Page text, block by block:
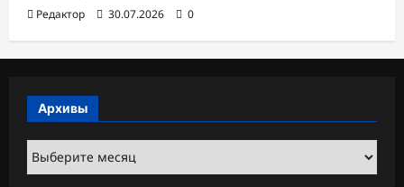
Редактор 30.07.2026 0
Архивы
Архивы